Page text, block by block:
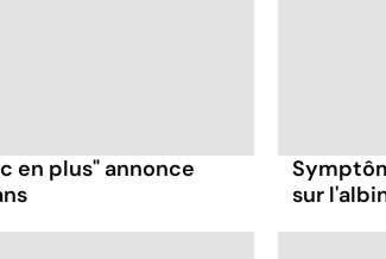
en plus" annonce
sur